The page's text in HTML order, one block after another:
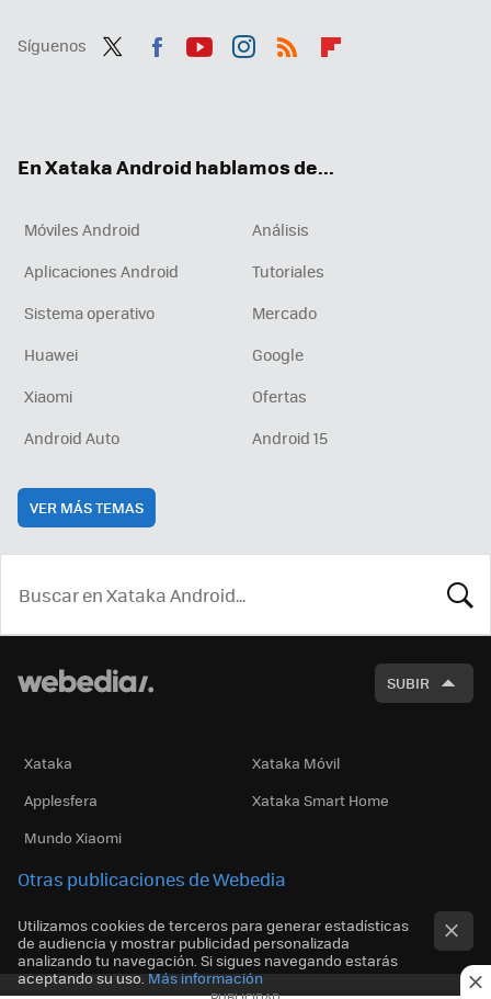
Síguenos
En Xataka Android hablamos de...
Móviles Android
Análisis
Aplicaciones Android
Tutoriales
Sistema operativo
Mercado
Huawei
Google
Xiaomi
Ofertas
Android Auto
Android 15
VER MÁS TEMAS
SUBIR
Xataka
Xataka Móvil
Applesfera
Xataka Smart Home
Mundo Xiaomi
Otras publicaciones de Webedia
Utilizamos cookies de terceros para generar estadísticas
de audiencia y mostrar publicidad personalizada
analizando tu navegación. Si sigues navegando estarás
aceptando su uso. Más información